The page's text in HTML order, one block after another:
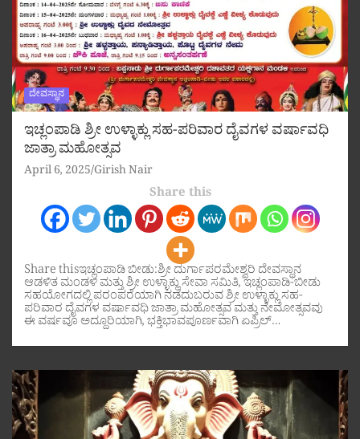
ದೇವಸ್ಥಾನ
ಇಚ್ಲಂಪಾಡಿ ಶ್ರೀ ಉಳ್ಳಾಕ್ಲು ಸಹ-ಪರಿವಾರ ದೈವಗಳ ವರ್ಷಾವಧಿ
ಜಾತ್ರಾ ಮಹೋತ್ಸವ
April 6, 2025 Girish Nair
Share this
Share thisಇಚ್ಲಂಪಾಡಿ ಬೀಡು:ಶ್ರೀ ದುರ್ಗಾಪರಮೇಶ್ವರಿ ದೇವಸ್ಥಾನ
ಆಡಳಿತ ಮಂಡಳಿ ಮತ್ತು ಶ್ರೀ ಉಳ್ಳಾಕ್ಲು ಸೇವಾ ಸಮಿತಿ, ಇಚ್ಲಂಪಾಡಿ-ಬೀಡು
ಸಹಯೋಗದಲ್ಲಿ ಪರಂಪರೆಯಾಗಿ ನಡೆದುಬರುವ ಶ್ರೀ ಉಳ್ಳಾಕ್ಲು ಸಹ-
ಪರಿವಾರ ದೈವಗಳ ವರ್ಷಾವಧಿ ಜಾತ್ರಾ ಮಹೋತ್ಸವ ಮತ್ತು ನೇಮೋತ್ಸವವು
ಈ ವರ್ಷವೂ ಅದ್ದೂರಿಯಾಗಿ, ಭಕ್ತಿಭಾವಪೂರ್ಣವಾಗಿ ಏಪ್ರಿಲ್…